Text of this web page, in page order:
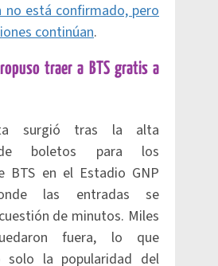
no está confirmado, pero
continúan.
traer a BTS gratis a
surgió tras la alta
boletos para los
BTS en el Estadio GNP
las entradas se
de minutos. Miles
fuera, lo que
solo la popularidad del